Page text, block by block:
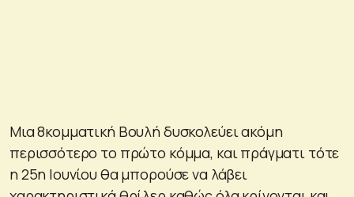
Μια 8κομματική Βουλή δυσκολεύει ακόμη
περισσότερο το πρώτο κόμμα, και πράγματι τότε
η 25η Ιουνίου θα μπορούσε να λάβει